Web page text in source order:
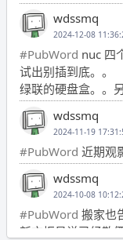
wdssmq
2024-12-08
#PubWord nuc 四
试出别插到底。。
绿联的硬盘盒。。
wdssmq
2024-11-19
#PubWord 近期观
wdssmq
2024-10-08
#PubWord 搬家也
新衣柜虽说已经散